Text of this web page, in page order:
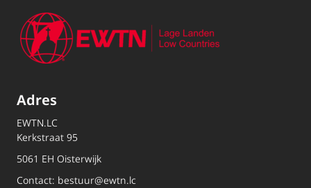
Adres
EWTN.LC
Kerkstraat 95
5061 EH Oisterwijk
Contact: bestuur@ewtn.lc